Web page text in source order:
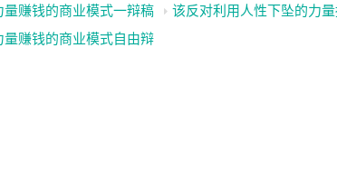
赚钱的商业模式一辩稿
该反对利用人性下坠的力
赚钱的商业模式自由辩